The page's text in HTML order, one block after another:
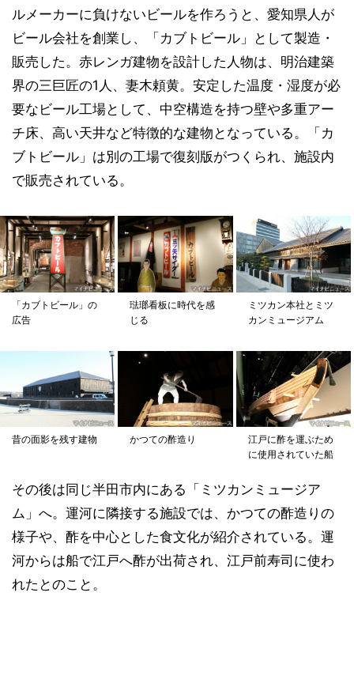
ルメーカーに負けないビールを作ろうと、愛知県人が
ビール会社を創業し、「カブトビール」として製造・
販売した。赤レンガ建物を設計した人物は、明治建築
界の三巨匠の1人、妻木頼黄。安定した温度・湿度が必
要なビール工場として、中空構造を持つ壁や多重アー
チ床、高い天井など特徴的な建物となっている。「カ
ブトビール」は別の工場で復刻版がつくられ、施設内
で販売されている。
「カブトビール」の
広告
琺瑯看板に時代を感
じる
ミツカン本社とミツ
カンミュージアム
昔の面影を残す建物 かつての酢造り
江戸に酢を運ぶため
に使用されていた船
その後は同じ半田市内にある「ミツカンミュージア
ム」へ。運河に隣接する施設では、かつての酢造りの
様子や、酢を中心とした食文化が紹介されている。運
河からは船で江戸へ酢が出荷され、江戸前寿司に使わ
れたとのこと。